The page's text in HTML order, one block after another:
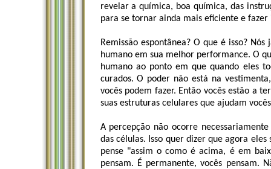
revelar a química, boa química, das
para se tornar ainda mais eficiente e fazer
Remissão espontânea? O que é isso?
humano em sua melhor performance. O
humano ao ponto em que quando eles
curados. O poder não está na
vocês podem fazer. Então vocês estão a
suas estruturas celulares que ajudam
A percepção não ocorre
das células. Isso quer dizer que agora
pense "assim o como é acima, é em
pensam. É permanente, vocês pensam.